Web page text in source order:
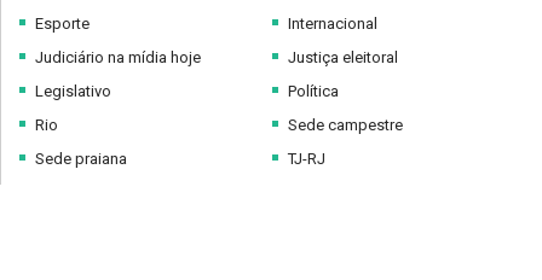
Esporte
Judiciário na mídia hoje
Legislativo
Rio
Sede praiana
Internacional
Justiça eleitoral
Política
Sede campestre
TJ-RJ